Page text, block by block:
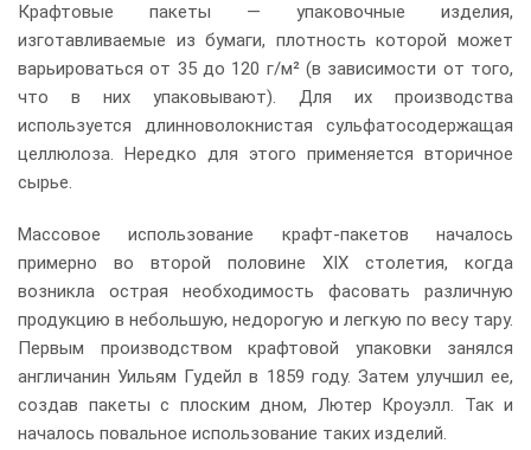
Крафтовые пакеты — упаковочные изделия,
изготавливаемые из бумаги, плотность которой может
варьироваться от 35 до 120 г/м² (в зависимости от того,
что в них упаковывают). Для их производства
используется длинноволокнистая сульфатосодержащая
целлюлоза. Нередко для этого применяется вторичное
сырье.
Массовое использование крафт-пакетов началось
примерно во второй половине XIX столетия, когда
возникла острая необходимость фасовать различную
продукцию в небольшую, недорогую и легкую по весу тару.
Первым производством крафтовой упаковки занялся
англичанин Уильям Гудейл в 1859 году. Затем улучшил ее,
создав пакеты с плоским дном, Лютер Кроуэлл. Так и
началось повальное использование таких изделий.